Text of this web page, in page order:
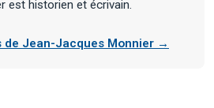
est historien et écrivain.
de Jean-Jacques Monnier →